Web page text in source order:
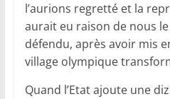
l’aurions regretté et la
aurait eu raison de nous
défendu, après avoir mis
village olympique
Quand l’Etat ajoute une